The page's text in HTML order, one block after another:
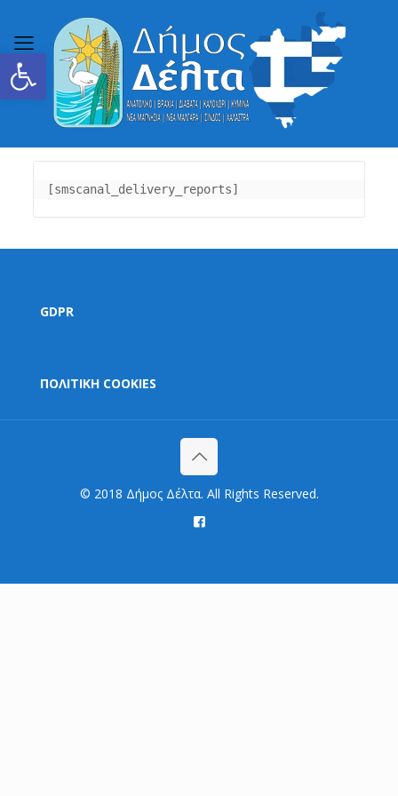
Ανοίξτε τη γραμμή εργαλείων
[smscanal_delivery_reports]
GDPR
ΠΟΛΙΤΙΚΗ COOKIES
© 2018 Δήμος Δέλτα. All Rights Reserved.